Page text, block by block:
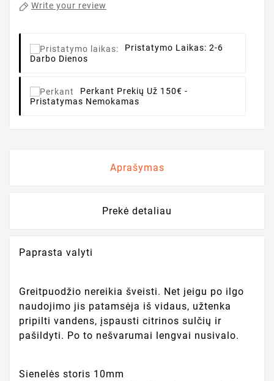
Write your review
Pristatymo Laikas: 2-6
Darbo Dienos
Perkant Prekių Už 150€ -
Pristatymas Nemokamas
Aprašymas
Prekė detaliau
Paprasta valyti
Greitpuodžio nereikia šveisti. Net jeigu po ilgo
naudojimo jis patamsėja iš vidaus, užtenka
pripilti vandens, įspausti citrinos sulčių ir
pašildyti. Po to nešvarumai lengvai nusivalo.
Sienelės storis 10mm